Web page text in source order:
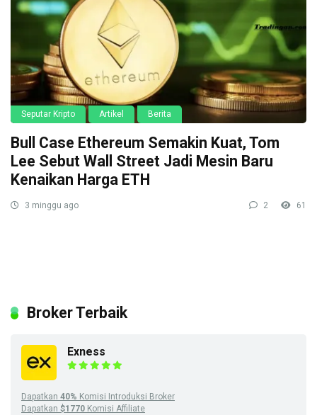
Seputar Kripto Artikel Berita
Bull Case Ethereum Semakin Kuat, Tom
Lee Sebut Wall Street Jadi Mesin Baru
Kenaikan Harga ETH
3 minggu ago 2 61
Broker Terbaik
Exness
Dapatkan 40% Komisi Introduksi Broker
Dapatkan $1770 Komisi Affiliate